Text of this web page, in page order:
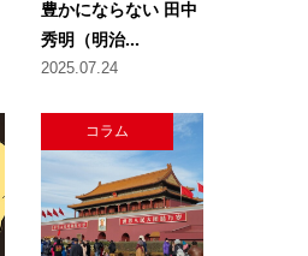
豊かにならない 田中
秀明（明治...
2025.07.24
コラム